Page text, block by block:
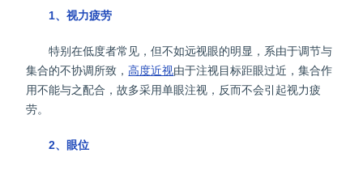
1、视力疲劳
特别在低度者常见，但不如远视眼的明显，系由于调节与
集合的不协调所致，高度近视由于注视目标距眼过近，集合作
用不能与之配合，故多采用单眼注视，反而不会引起视力疲
劳。
2、眼位